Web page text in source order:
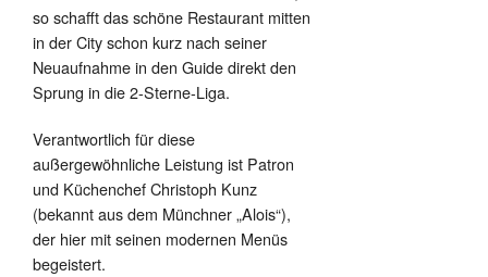
so schafft das schöne Restaurant mitten
in der City schon kurz nach seiner
Neuaufnahme in den Guide direkt den
Sprung in die 2-Sterne-Liga.
Verantwortlich für diese
außergewöhnliche Leistung ist Patron
und Küchenchef Christoph Kunz
(bekannt aus dem Münchner „Alois“),
der hier mit seinen modernen Menüs
begeistert.